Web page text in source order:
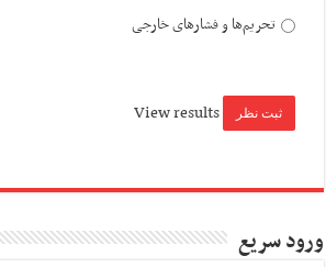
تحریم‌ها و فشارهای خارجی
View results
ورود سریع